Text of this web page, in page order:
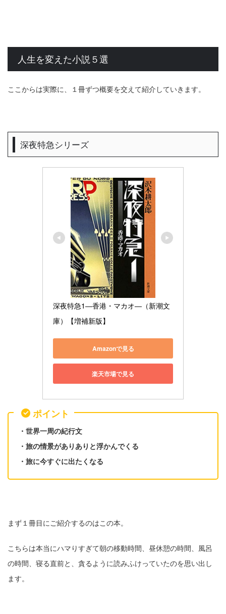
人生を変えた小説５選
ここからは実際に、１冊ずつ概要を交えて紹介していきます。
深夜特急シリーズ
深夜特急1―香港・マカオ―（新潮文
庫）【増補新版】
Amazonで見る
楽天市場で見る
ポイント
・世界一周の紀行文
・旅の情景がありありと浮かんでくる
・旅に今すぐに出たくなる
まず１冊目にご紹介するのはこの本。
こちらは本当にハマりすぎて朝の移動時間、昼休憩の時間、風呂
の時間、寝る直前と、貪るように読みふけっていたのを思い出し
ます。